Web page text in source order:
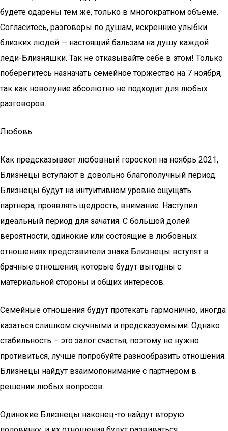
будете одарены тем же, только в многократном объеме.
Согласитесь, разговоры по душам, искренние улыбки
близких людей — настоящий бальзам на душу каждой
леди-Близняшки. Так не отказывайте себе в этом! Только
поберегитесь назначать семейное торжество на 7 ноября,
так как новолуние абсолютно не подходит для любых
разговоров.
Любовь
Как предсказывает любовный гороскоп на ноябрь 2021,
Близнецы вступают в довольно благополучный период.
Близнецы будут на интуитивном уровне ощущать
партнера, проявлять щедрость, внимание. Наступил
идеальный период для зачатия. С большой долей
вероятности, одинокие или состоящие в любовных
отношениях представители знака Близнецы вступят в
брачные отношения, которые будут выгодны с
материальной стороны и общих интересов.
Семейные отношения будут протекать гармонично, иногда
казаться слишком скучными и предсказуемыми. Однако
стабильность – это залог счастья, поэтому не нужно
противиться, лучше попробуйте разнообразить отношения.
Близнецы найдут взаимопонимание с партнером в
решении любых вопросов.
Одинокие Близнецы наконец-то найдут вторую